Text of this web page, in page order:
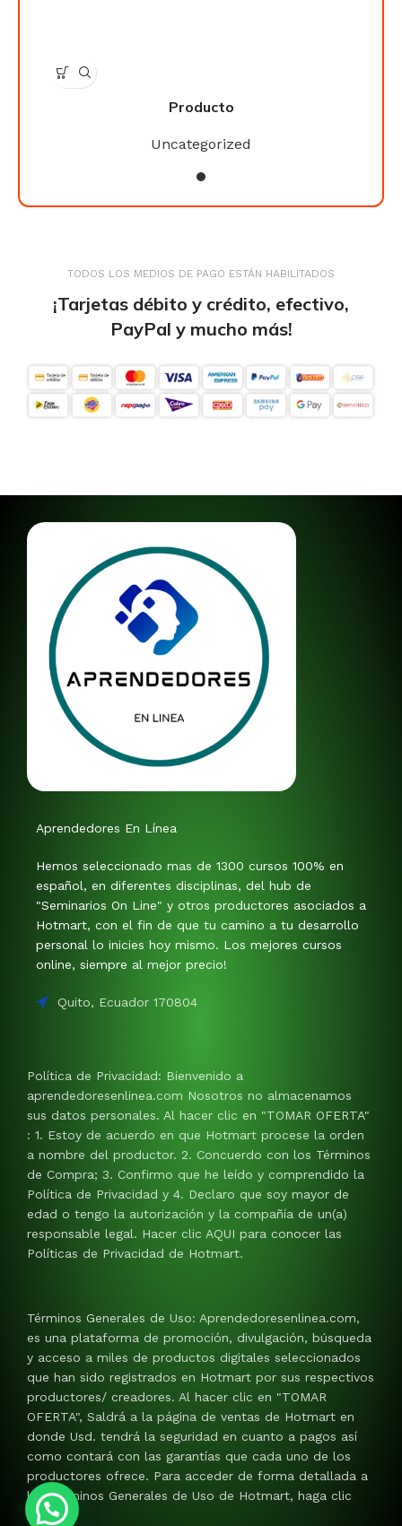
Producto
Uncategorized
TODOS LOS MEDIOS DE PAGO ESTÁN HABILITADOS
¡Tarjetas débito y crédito, efectivo,
PayPal y mucho más!
Aprendedores En Línea
Hemos seleccionado mas de 1300 cursos 100% en
español, en diferentes disciplinas, del hub de
"Seminarios On Line" y otros productores asociados a
Hotmart, con el fin de que tu camino a tu desarrollo
personal lo inicies hoy mismo. Los mejores cursos
online, siempre al mejor precio!
Quito, Ecuador 170804
Política de Privacidad: Bienvenido a
aprendedoresenlinea.com Nosotros no almacenamos
sus datos personales. Al hacer clic en "TOMAR OFERTA"
: 1. Estoy de acuerdo en que Hotmart procese la orden
a nombre del productor. 2. Concuerdo con los Términos
de Compra; 3. Confirmo que he leído y comprendido la
Política de Privacidad y 4. Declaro que soy mayor de
edad o tengo la autorización y la compañía de un(a)
responsable legal. Hacer clic AQUI para conocer las
Políticas de Privacidad de Hotmart.
Términos Generales de Uso: Aprendedoresenlinea.com,
es una plataforma de promoción, divulgación, búsqueda
y acceso a miles de productos digitales seleccionados
que han sido registrados en Hotmart por sus respectivos
productores/ creadores. Al hacer clic en "TOMAR
OFERTA", Saldrá a la página de ventas de Hotmart en
donde Usd. tendrá la seguridad en cuanto a pagos así
como contará con las garantías que cada uno de los
productores ofrece. Para acceder de forma detallada a
los Términos Generales de Uso de Hotmart, haga clic
AQUI.